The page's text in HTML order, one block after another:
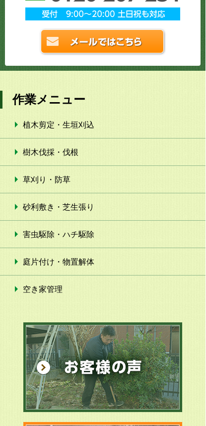
作業メニュー
植木剪定・生垣刈込
樹木伐採・伐根
草刈り・防草
砂利敷き・芝生張り
害虫駆除・ハチ駆除
庭片付け・物置解体
空き家管理